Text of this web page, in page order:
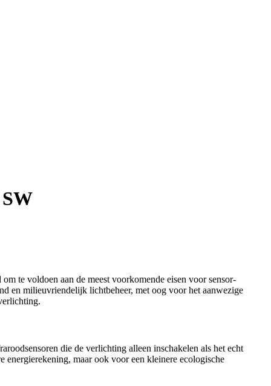
te voldoen aan de meest voorkomende eisen voor sensor-
en milieuvriendelijk lichtbeheer, met oog voor het aanwezige
die de verlichting alleen inschakelen als het echt
energierekening, maar ook voor een kleinere ecologische